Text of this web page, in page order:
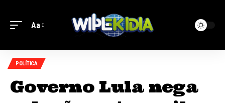
Aa
POLÍTICA
Governo Lula nega